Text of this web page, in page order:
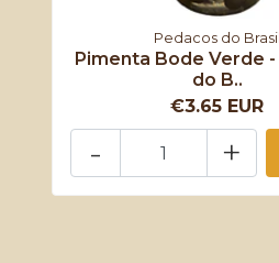
Pedacos do Brasil
Pimenta Bode Verde
do B..
€3.65 EUR
+
-